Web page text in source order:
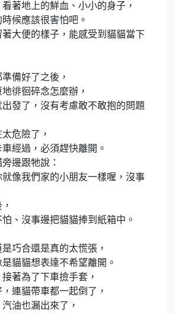
著地上的鮮血、小小的身子，
候應該很害怕吧。
大便的樣子，能感受到貓貓當下
備好了之後，
徘徊碎念怎麼辦，
出發了，沒有考慮敢不敢抱的問題
危險了，
經過，必須趕快離開。
邊跟牠說：
就像我們家的小朋友一樣喔，沒事
、沒事邊把貓貓捧到紙箱中。
巧合還是真的太慌張，
貓貓想表達不希望離開。
著為了下車撿手套，
連貓帶車都一起倒了，
油也漏出來了，